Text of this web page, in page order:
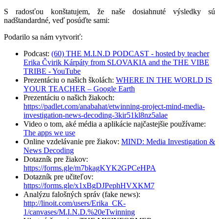
S radosťou konštatujem, že naše dosiahnuté výsledky sú
nadštandardné, veď posúďte sami:
Podarilo sa nám vytvoriť:
Podcast: (60) THE M.I.N.D PODCAST - hosted by teacher
Erika Čvirik Kárpáty from SLOVAKIA and the THE VIBE
TRIBE - YouTube
Prezentáciu o našich školách: WHERE IN THE WORLD IS
YOUR TEACHER – Google Earth
Prezentáciu o našich žiakoch:
https://padlet.com/anabahat/etwinning-project-mind-media-
investigation-news-decoding-3kir51kl8nz5alae
Video o tom, aké média a aplikácie najčastejšie používame:
The apps we use
Online vzdelávanie pre žiakov: MIND: Media Investigation &
News Decoding
Dotazník pre žiakov:
https://forms.gle/m7bkagKYK2GPCeHPA
Dotazník pre učiteľov:
https://forms.gle/x1xBgDJPephHVXKM7
Analýzu falošných správ (fake news):
http://linoit.com/users/Erika_CK-
1/canvases/M.I.N.D.%20eTwinning